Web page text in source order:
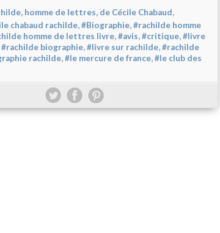
homme de lettres, de Cécile Chabaud,
chabaud rachilde,#Biographie,#rachilde homme
homme de lettres livre,#avis,#critique,#livre
#rachilde biographie,#livre sur rachilde,#rachilde
rachilde,#le mercure de france,#le club des